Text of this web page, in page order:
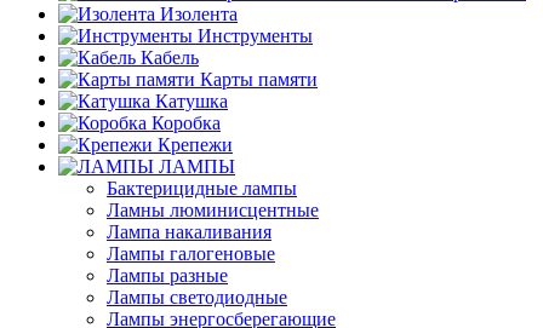
Изолента
Инструменты
Кабель
Карты памяти
Катушка
Коробка
Крепежи
ЛАМПЫ
Бактерицидные лампы
Ламны люминисцентные
Лампа накаливания
Лампы галогеновые
Лампы разные
Лампы светодиодные
Лампы энергосберегающие